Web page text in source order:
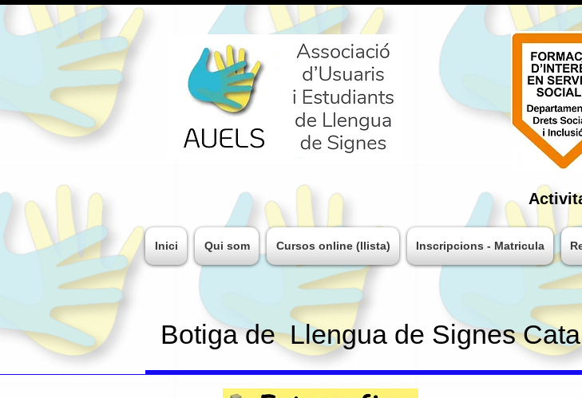
Inici Qui som Cursos online (llista) Inscripcions - Matricula
Botiga de Llengua de Signes